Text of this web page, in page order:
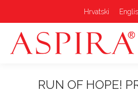
Hrvatski
RUN OF HOPE!